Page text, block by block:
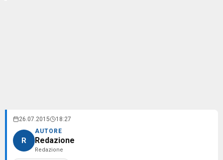
26.07.2015 18:27
R
AUTORE
Redazione
Redazione